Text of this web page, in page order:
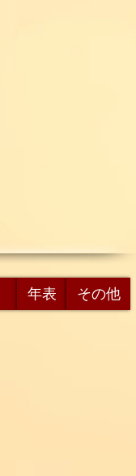
年表 その他